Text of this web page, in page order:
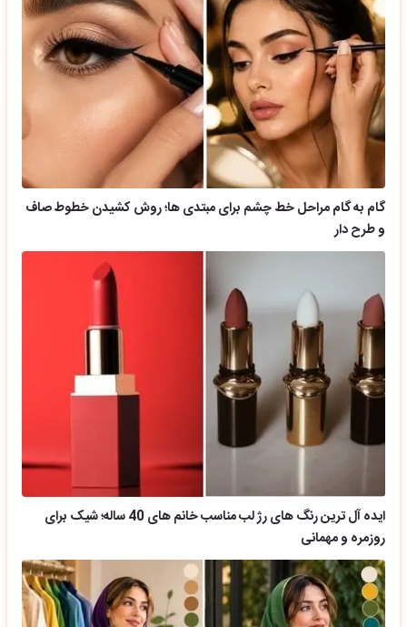
گام به گام مراحل خط چشم برای مبتدی ها؛ روش کشیدن خطوط صاف
و طرح دار
ایده آل ترین رنگ های رژ لب مناسب خانم های 40 ساله؛ شیک برای
روزمره و مهمانی